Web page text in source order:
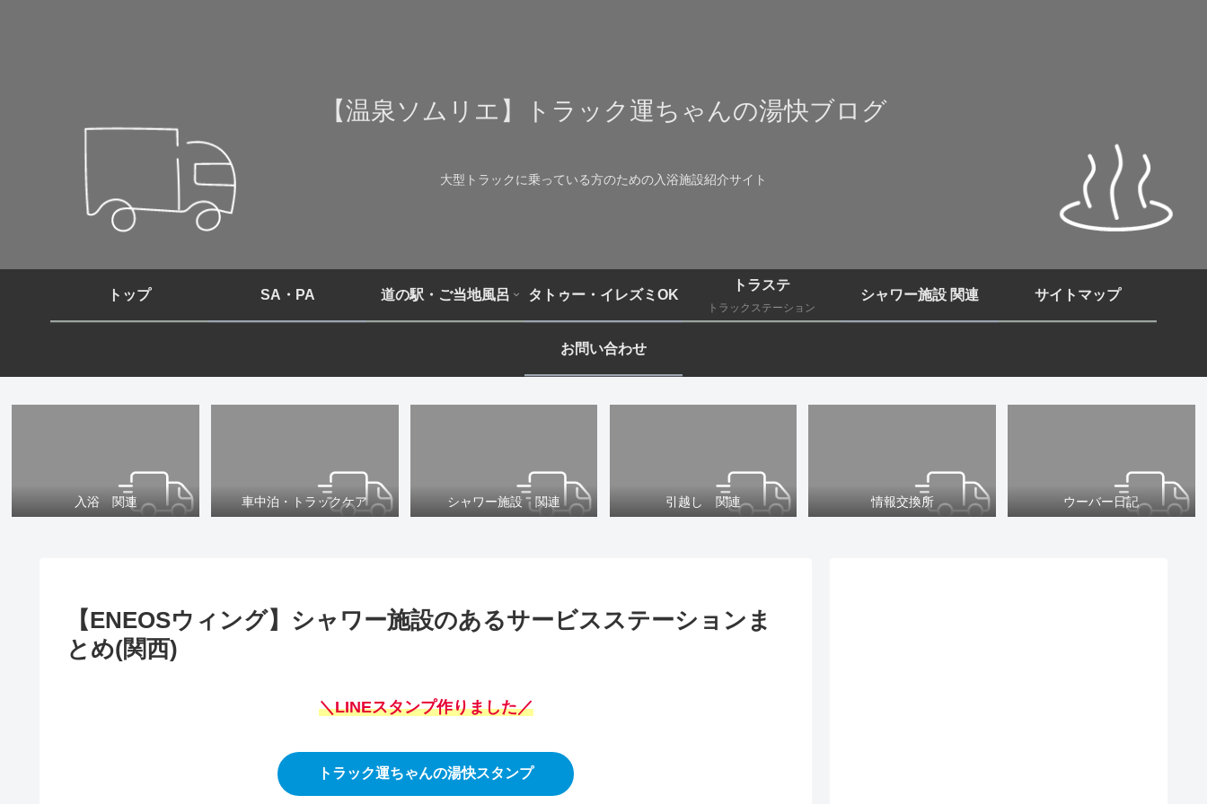
【温泉ソムリエ】トラック運ちゃんの湯快ブログ
大型トラックに乗っている方のための入浴施設紹介サイト
トップ SA・PA 道の駅・ご当地風呂 タトゥー・イレズミOK
トラステ
トラックステーション
シャワー施設 関連 サイトマップ
お問い合わせ
入浴 関連 車中泊・トラックケア シャワー施設 関連 引越し 関連 情報交換所 ウーバー日記
【ENEOSウィング】シャワー施設のあるサービスステーションま
とめ(関西)
＼LINEスタンプ作りました／
トラック運ちゃんの湯快スタンプ